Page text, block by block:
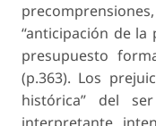
“anticipación de la
presupuesto
(p.363). Los
histórica” del